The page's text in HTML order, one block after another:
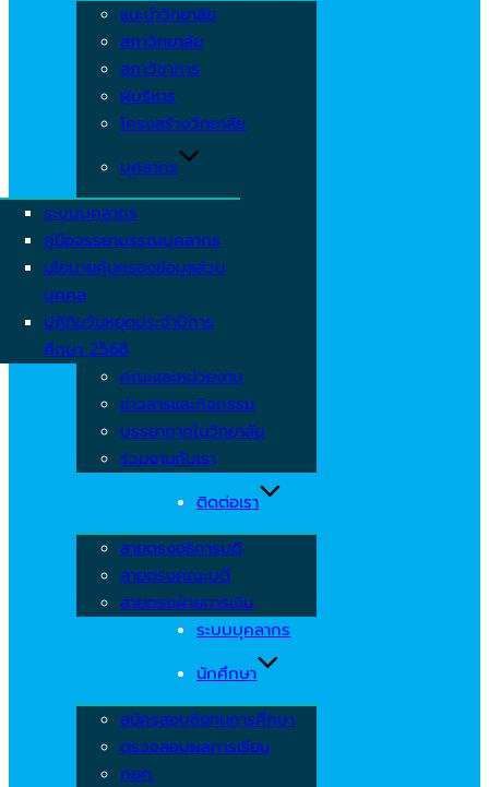
แนะนำวิทยาลัย
สภาวิทยาลัย
สภาวิชาการ
ผู้บริหาร
โครงสร้างวิทยาลัย
บุคลากร
ระบบบุคลากร
คู่มือจรรยาบรรณบุคลากร
นโยบายคุ้มครองข้อมูลส่วน
บุคคล
ปฏิทินวันหยุดประจำปีการ
ศึกษา 2568
คณะและหน่วยงาน
ข่าวสารและกิจกรรม
บรรยากาศในวิทยาลัย
ร่วมงานกับเรา
ติดต่อเรา
สายตรงอธิการบดี
สายตรงคณะบดี
สายตรงฝ่ายการเงิน
ระบบบุคลากร
นักศึกษา
สมัครสอบชิงทุนการศึกษา
ตรวจสอบผลการเรียน
กยศ.